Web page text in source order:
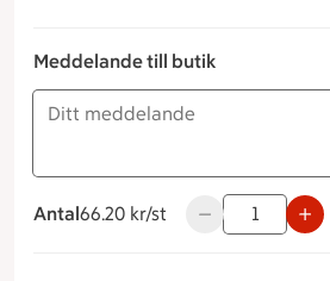
Meddelande till butik
Antal
66.20 kronor styck
66.20 kr/st Använd